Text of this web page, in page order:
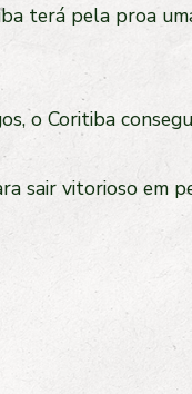
terá pela proa
o Coritiba
sair vitorioso em